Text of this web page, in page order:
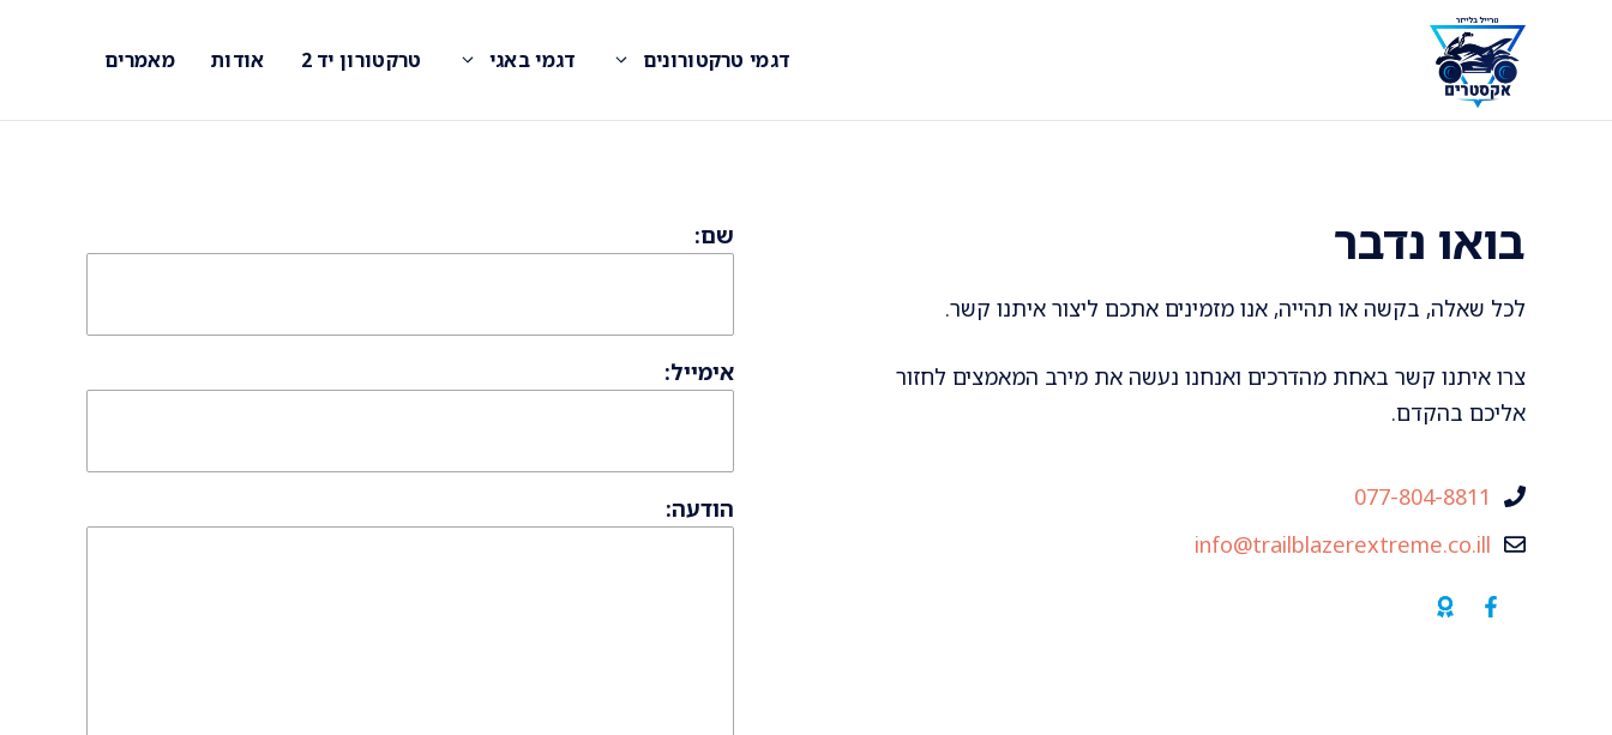
דגמי טרקטורונים דגמי באגי טרקטורון יד 2 אודות מאמרים
בואו נדבר
לכל שאלה, בקשה או תהייה, אנו מזמינים אתכם ליצור איתנו קשר.
צרו איתנו קשר באחת מהדרכים ואנחנו נעשה את מירב המאמצים לחזור
אליכם בהקדם.
077-804-8811
info@trailblazerextreme.co.ill
שם:
אימייל:
הודעה: